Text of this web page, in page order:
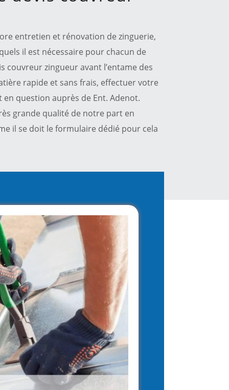
entretien et rénovation de zinguerie,
il est nécessaire pour chacun de
couvreur zingueur avant l’entame des
rapide et sans frais, effectuer votre
question auprès de Ent. Adenot.
grande qualité de notre part en
il se doit le formulaire dédié pour cela